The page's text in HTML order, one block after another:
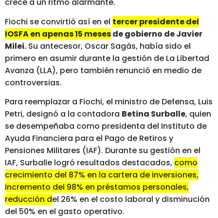
crece a un ritmo alarmante.
Fiochi se convirtió así en el tercer presidente del
IOSFA en apenas 15 mesesde gobierno de Javier
Milei. Su antecesor, Oscar Sagás, había sido el
primero en asumir durante la gestión de La Libertad
Avanza (LLA), pero también renunció en medio de
controversias.
Para reemplazar a Fiochi, el ministro de Defensa, Luis
Petri, designó a la contadora Betina Surballe, quien
se desempeñaba como presidenta del Instituto de
Ayuda Financiera para el Pago de Retiros y
Pensiones Militares (IAF). Durante su gestión en el
IAF, Surballe logró resultados destacados, como
crecimiento del 87% en la cartera de inversiones,
incremento del 98% en préstamos personales,
reducción del 26% en el costo laboral y disminución
del 50% en el gasto operativo.